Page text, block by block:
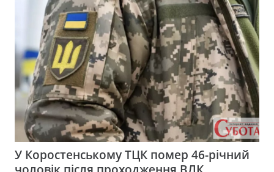
У Коростенському ТЦК помер 46-річний